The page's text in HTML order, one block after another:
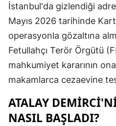
İstanbul'da gizlendiği
Mayıs 2026 tarihinde
operasyonla gözaltına
Fetullahçı Terör Örgütü
mahkumiyet kararının
makamlarca cezaevine
ATALAY
NASIL BAŞLADI?